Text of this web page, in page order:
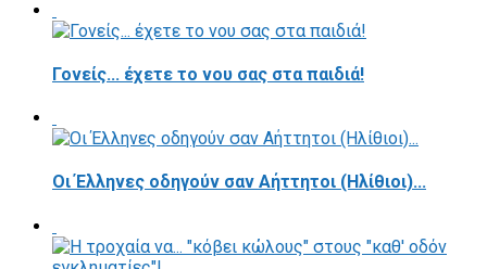
Γονείς... έχετε το νου σας στα παιδιά!
Οι Έλληνες οδηγούν σαν Αήττητοι (Ηλίθιοι)...